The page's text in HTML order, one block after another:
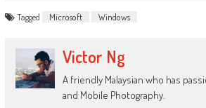
Tagged Microsoft Windows
Victor Ng
A friendly Malaysian who has
and Mobile Photography.